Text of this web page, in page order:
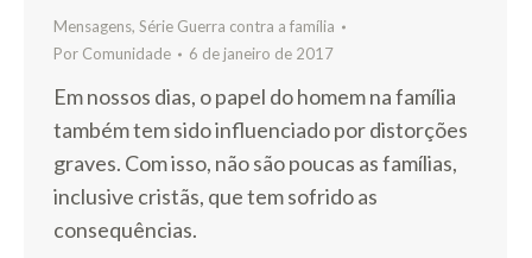
Mensagens, Série Guerra contra a família
Por Comunidade 6 de janeiro de 2017
Em nossos dias, o papel do homem na família
também tem sido influenciado por distorções
graves. Com isso, não são poucas as famílias,
inclusive cristãs, que tem sofrido as
consequências.